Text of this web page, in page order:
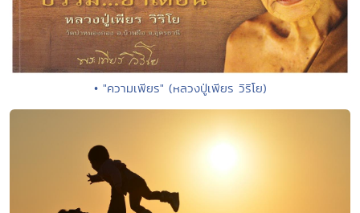
• "ความเพียร" (หลวงปู่เพียร วิริโย)